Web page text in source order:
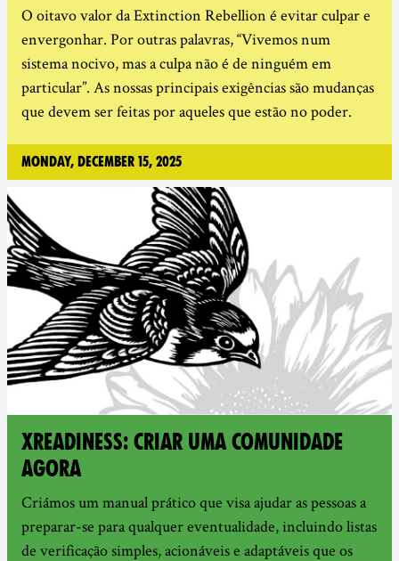
O oitavo valor da Extinction Rebellion é evitar culpar e
envergonhar. Por outras palavras, “Vivemos num
sistema nocivo, mas a culpa não é de ninguém em
particular”. As nossas principais exigências são mudanças
que devem ser feitas por aqueles que estão no poder.
Monday, December 15, 2025
XREADINESS: CRIAR UMA COMUNIDADE
AGORA
Criámos um manual prático que visa ajudar as pessoas a
preparar-se para qualquer eventualidade, incluindo listas
de verificação simples, acionáveis e adaptáveis que os